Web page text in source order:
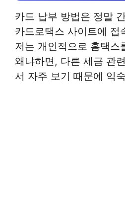
카드 납부 방법은 정말
카드로택스 사이트에 접
저는 개인적으로 홈택스
왜냐하면, 다른 세금 관
서 자주 보기 때문에 익